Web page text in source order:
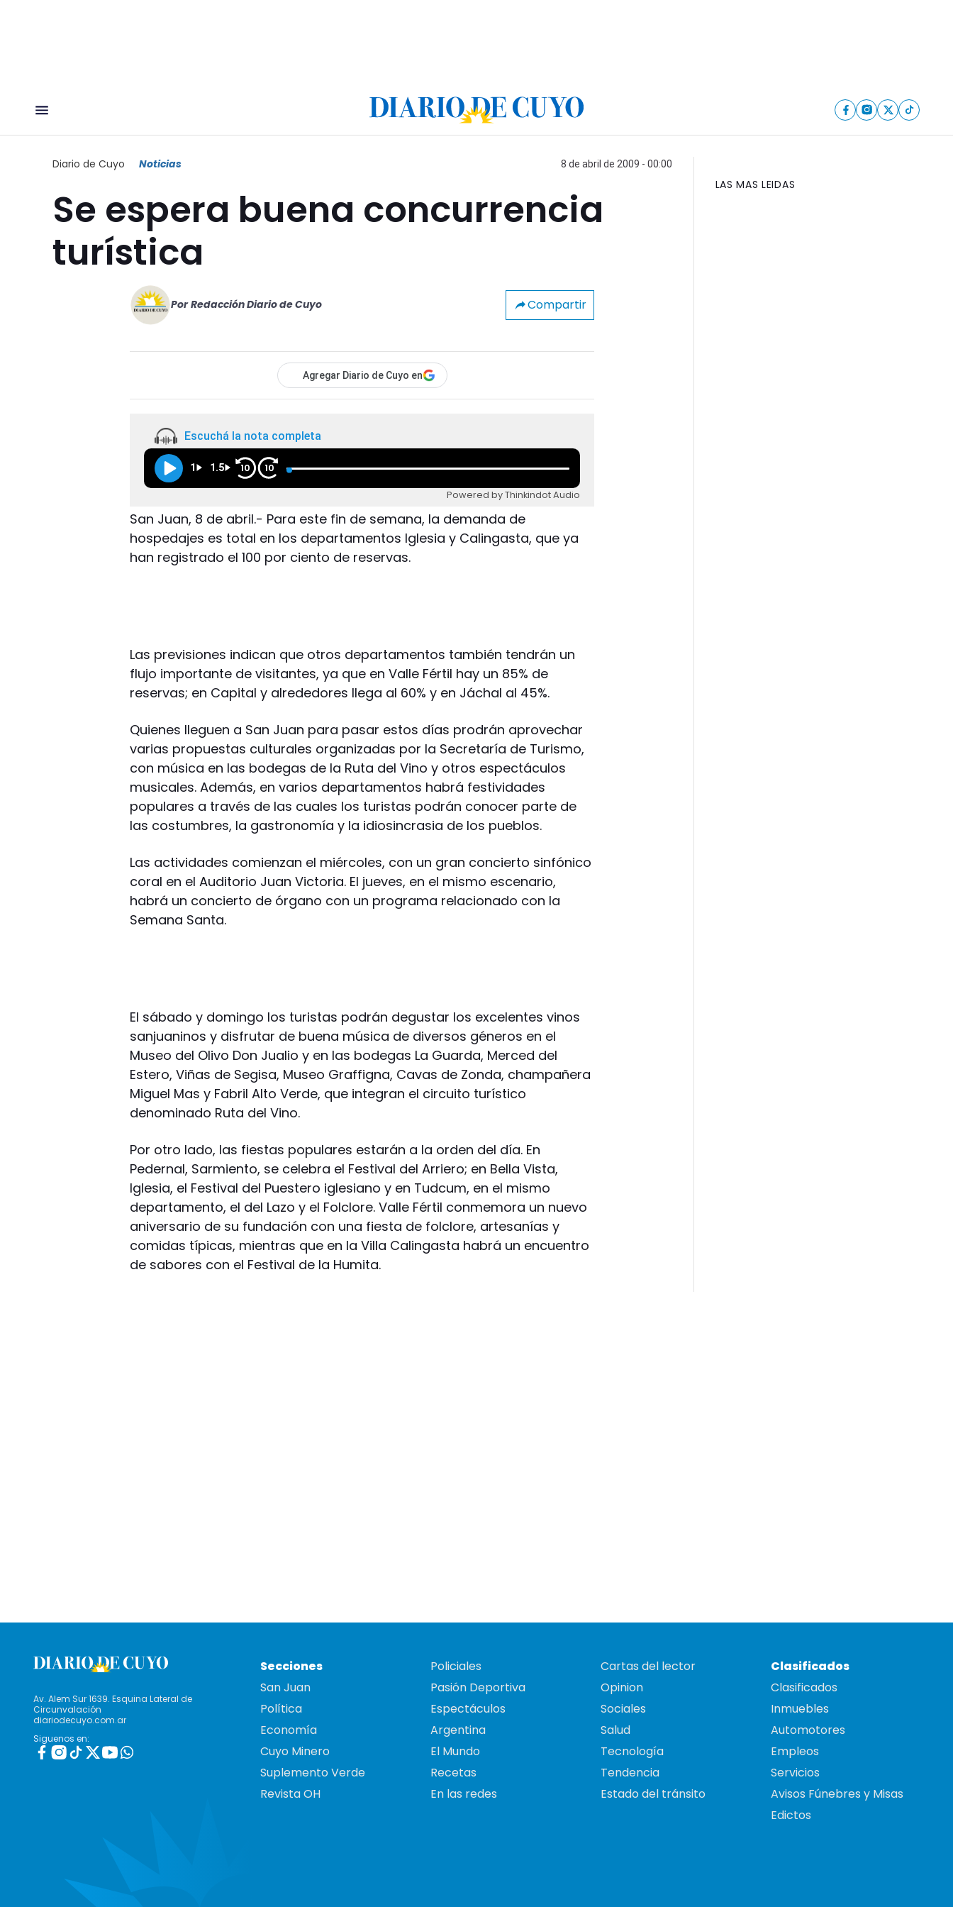
Diario de Cuyo Noticias 8 de abril de 2009 - 00:00
Se espera buena concurrencia
turística
Por Redacción Diario de Cuyo Compartir
Agregar Diario de Cuyo en
Escuchá la nota completa
1 1.5 10 10
Powered by Thinkindot Audio
San Juan, 8 de abril.- Para este fin de semana, la demanda de
hospedajes es total en los departamentos Iglesia y Calingasta, que ya
han registrado el 100 por ciento de reservas.
Las previsiones indican que otros departamentos también tendrán un
flujo importante de visitantes, ya que en Valle Fértil hay un 85% de
reservas; en Capital y alrededores llega al 60% y en Jáchal al 45%.
Quienes lleguen a San Juan para pasar estos días prodrán aprovechar
varias propuestas culturales organizadas por la Secretaría de Turismo,
con música en las bodegas de la Ruta del Vino y otros espectáculos
musicales. Además, en varios departamentos habrá festividades
populares a través de las cuales los turistas podrán conocer parte de
las costumbres, la gastronomía y la idiosincrasia de los pueblos.
Las actividades comienzan el miércoles, con un gran concierto sinfónico
coral en el Auditorio Juan Victoria. El jueves, en el mismo escenario,
habrá un concierto de órgano con un programa relacionado con la
Semana Santa.
El sábado y domingo los turistas podrán degustar los excelentes vinos
sanjuaninos y disfrutar de buena música de diversos géneros en el
Museo del Olivo Don Jualio y en las bodegas La Guarda, Merced del
Estero, Viñas de Segisa, Museo Graffigna, Cavas de Zonda, champañera
Miguel Mas y Fabril Alto Verde, que integran el circuito turístico
denominado Ruta del Vino.
Por otro lado, las fiestas populares estarán a la orden del día. En
Pedernal, Sarmiento, se celebra el Festival del Arriero; en Bella Vista,
Iglesia, el Festival del Puestero iglesiano y en Tudcum, en el mismo
departamento, el del Lazo y el Folclore. Valle Fértil conmemora un nuevo
aniversario de su fundación con una fiesta de folclore, artesanías y
comidas típicas, mientras que en la Villa Calingasta habrá un encuentro
de sabores con el Festival de la Humita.
LAS MAS LEIDAS
Av. Alem Sur 1639. Esquina Lateral de
Circunvalación
diariodecuyo.com.ar
Siguenos en:
Secciones
San Juan
Política
Economía
Cuyo Minero
Suplemento Verde
Revista OH
Policiales
Pasión Deportiva
Espectáculos
Argentina
El Mundo
Recetas
En las redes
Cartas del lector
Opinion
Sociales
Salud
Tecnología
Tendencia
Estado del tránsito
Clasificados
Clasificados
Inmuebles
Automotores
Empleos
Servicios
Avisos Fúnebres y Misas
Edictos